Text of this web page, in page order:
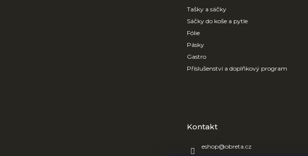
Tašky a sáčky
Sáčky do koše a pytle
Fólie
Pásky
Gastro
Příslušenství a doplňkový program
Kontakt
eshop@obreta.cz